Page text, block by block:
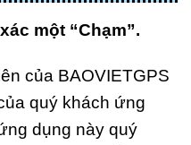
một “Chạm”.
của BAOVIETGPS
quý khách ứng
dụng này quý